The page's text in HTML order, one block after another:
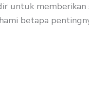
untuk memberikan
betapa